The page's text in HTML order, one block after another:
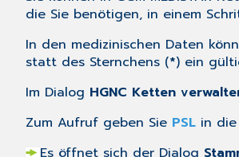
die Sie benötigen, in einem
In den medizinischen Daten
statt des Sternchens (*) ein
Im Dialog HGNC Ketten
Zum Aufruf geben Sie PSL in die